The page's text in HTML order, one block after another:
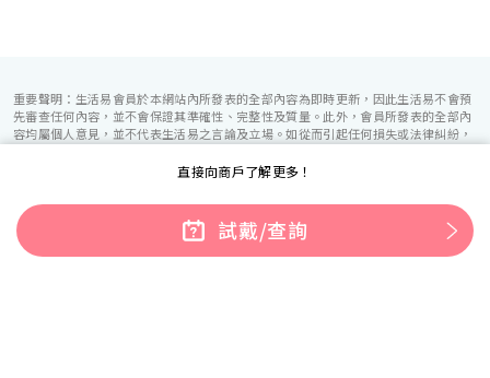
直接向商戶了解更多！
試戴/查詢
重要聲明：生活易會員於本網站內所發表的全部內容為即時更新，因此生活易不會預
先審查任何內容，並不會保證其準確性、完整性及質量。此外，會員所發表的全部內
容均屬個人意見，並不代表生活易之言論及立場。如從而引起任何損失或法律糾紛，